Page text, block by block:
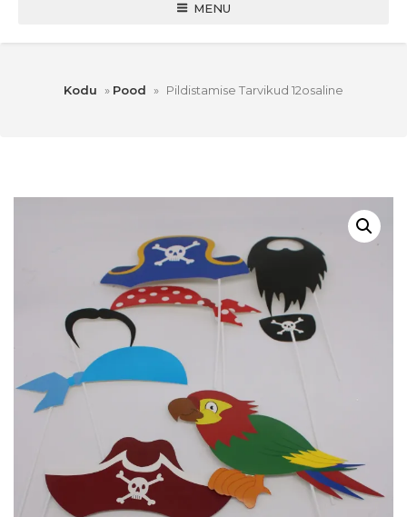
MENU
Kodu » Pood » Pildistamise Tarvikud 12osaline